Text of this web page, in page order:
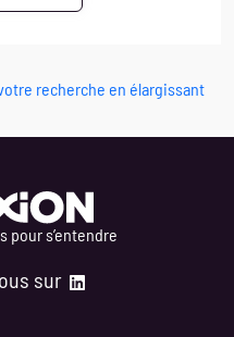
recherche en élargissant
pour s’entendre
sur